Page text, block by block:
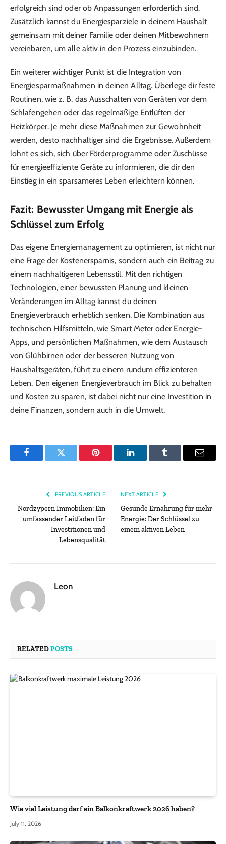
erfolgreich sind oder ob Anpassungen erforderlich sind.
Zusätzlich kannst du Energiesparziele in deinem Haushalt
gemeinsam mit deiner Familie oder deinen Mitbewohnern
vereinbaren, um alle aktiv in den Prozess einzubinden.
Ein weiterer wichtiger Punkt ist die Integration von
Energiesparmaßnahmen in deinen Alltag. Überlege dir feste
Routinen, wie z. B. das Ausschalten von Geräten vor dem
Schlafengehen oder das regelmäßige Entlüften der
Heizkörper. Je mehr diese Maßnahmen zur Gewohnheit
werden, desto nachhaltiger sind die Ergebnisse. Außerdem
lohnt es sich, sich über Förderprogramme oder Zuschüsse
für energieeffiziente Geräte zu informieren, die dir den
Einstieg in ein sparsameres Leben erleichtern können.
Fazit: Bewusster Umgang mit Energie als
Schlüssel zum Erfolg
Das eigene Energiemanagement zu optimieren, ist nicht nur
eine Frage der Kostenersparnis, sondern auch ein Beitrag zu
einem nachhaltigeren Lebensstil. Mit den richtigen
Technologien, einer bewussten Planung und kleinen
Veränderungen im Alltag kannst du deinen
Energieverbrauch erheblich senken. Die Kombination aus
technischen Hilfsmitteln, wie Smart Meter oder Energie-
Apps, und persönlichen Maßnahmen, wie dem Austausch
von Glühbirnen oder der besseren Nutzung von
Haushaltsgeräten, führt zu einem rundum effizienteren
Leben. Den eigenen Energieverbrauch im Blick zu behalten
und Kosten zu sparen, ist dabei nicht nur eine Investition in
deine Finanzen, sondern auch in die Umwelt.
FacebookTwitter Pinterest LinkedInTumblr Email
PREVIOUS ARTICLE
Nordzypern Immobilien: Ein
umfassender Leitfaden für
Investitionen und
Lebensqualität
NEXT ARTICLE
Gesunde Ernährung für mehr
Energie: Der Schlüssel zu
einem aktiven Leben
Leon
RELATEDPOSTS
Wie viel Leistung darf ein Balkonkraftwerk 2026 haben?
July 11, 2026